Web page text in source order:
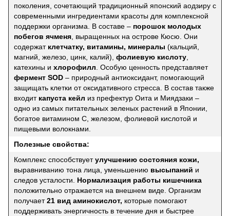
поколения, сочетающий традиционный японский аодзиру с
современными ингредиентами красоты для комплексной
поддержки организма. В составе – порошок молодых
побегов ячменя , выращенных на острове Кюсю. Они
содержат клетчатку, витамины, минералы (кальций,
магний, железо, цинк, калий), фолиевую кислоту
катехины и хлорофилл . Особую ценность представляет
фермент SOD – природный антиоксидант, помогающий
защищать клетки от оксидативного стресса. В состав также
входит капуста кейл из префектур Оита и Миядзаки –
одно из самых питательных зеленых растений в Японии,
богатое витамином C, железом, фолиевой кислотой и
пищевыми волокнами.
Полезные свойства:
Комплекс способствуетулучшению состояния кожи,
выравниванию тона лица, уменьшению высыпаний и
следов усталости. Нормализация работы кишечника
положительно отражается на внешнем виде. Организм
получает21 вид аминокислот, которые помогают
поддерживать энергичность в течение дня и быстрее